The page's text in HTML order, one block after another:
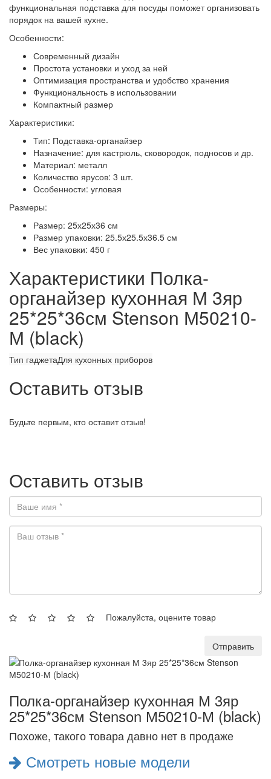
функциональная подставка для посуды поможет организовать
порядок на вашей кухне.
Особенности:
Современный дизайн
Простота установки и уход за ней
Оптимизация пространства и удобство хранения
Функциональность в использовании
Компактный размер
Характеристики:
Тип: Подставка-органайзер
Назначение: для кастрюль, сковородок, подносов и др.
Материал: металл
Количество ярусов: 3 шт.
Особенности: угловая
Размеры:
Размер: 25х25х36 см
Размер упаковки: 25.5х25.5х36.5 см
Вес упаковки: 450 г
Характеристики Полка-
органайзер кухонная М 3яр
25*25*36см Stenson М50210-
М (black)
Тип гаджетаДля кухонных приборов
Оставить отзыв
Будьте первым, кто оставит отзыв!
Оставить отзыв
Пожалуйста, оцените товар
Отправить
Полка-органайзер кухонная М 3яр
25*25*36см Stenson М50210-М (black)
Похоже, такого товара давно нет в продаже
Смотреть новые модели